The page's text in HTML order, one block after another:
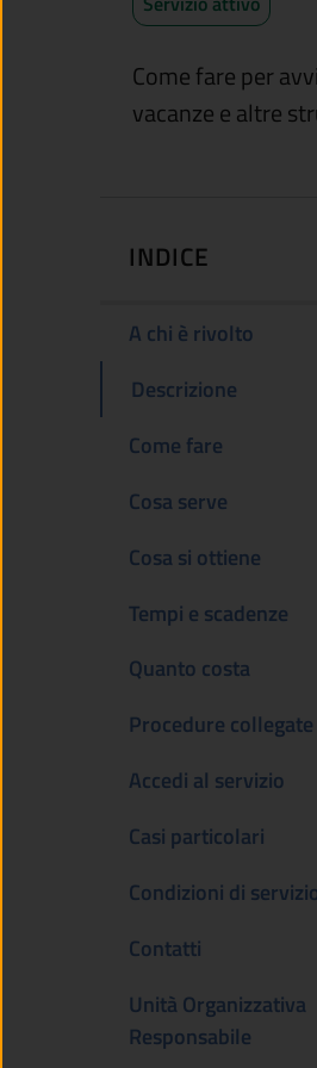
Come fare per
vacanze e altre
INDICE
A chi è rivolto
Descrizione
Come fare
Cosa serve
Cosa si ottiene
Tempi e scadenze
Quanto costa
Procedure collegate
Accedi al servizio
Casi particolari
Condizioni di
Contatti
Unità Organizzativa
Responsabile